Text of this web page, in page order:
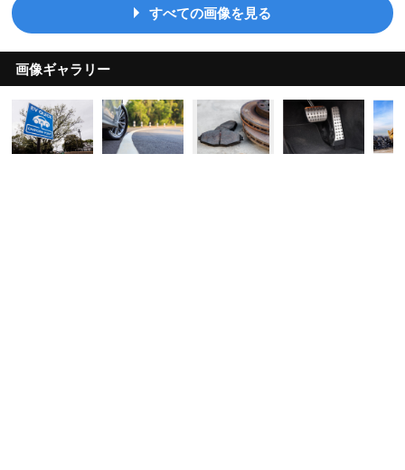
すべての画像を見る
画像ギャラリー